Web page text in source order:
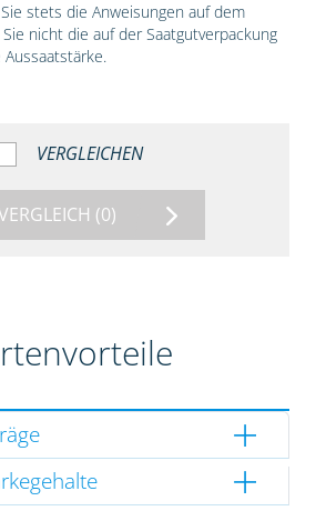
stets die Anweisungen auf dem
nicht die auf der Saatgutverpackung
VERGLEICHEN
(0)